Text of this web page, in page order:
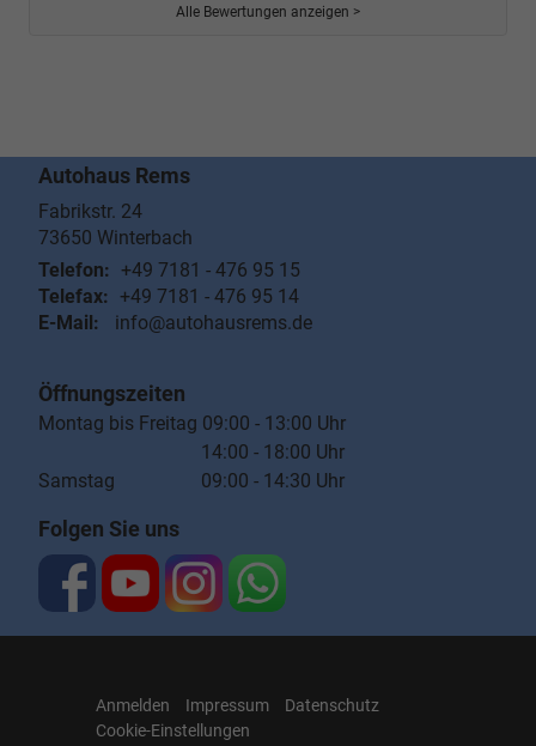
Alle Bewertungen anzeigen >
Autohaus Rems
Fabrikstr. 24
73650 Winterbach
Telefon: +49 7181 - 476 95 15
Telefax: +49 7181 - 476 95 14
E-Mail:
info@autohausrems.de
Öffnungszeiten
Montag bis Freitag 09:00 - 13:00 Uhr
14:00 - 18:00 Uhr
Samstag 09:00 - 14:30 Uhr
Folgen Sie uns
Anmelden Impressum
Datenschutz
Cookie-Einstellungen